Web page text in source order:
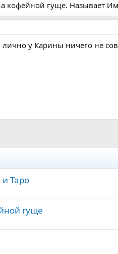
кофейной гуще. Называет
у Карины ничего не
Таро
гуще